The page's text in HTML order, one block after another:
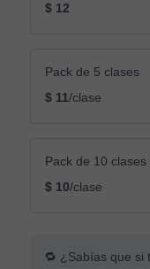
$ 12
Pack de 5 clases
$ 11/clase
Pack de 10 clases
$ 10/clase
🔁 ¿Sabías que si